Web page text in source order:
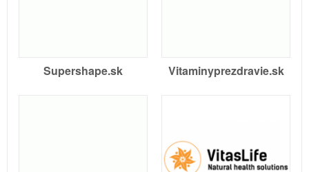
Supershape.sk Vitaminyprezdravie.sk